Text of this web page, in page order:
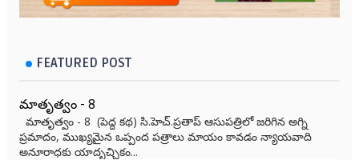
FEATURED POST
మాతృత్వం - 8
మాతృత్వం - 8 (పెద్ద కథ) సి.హెచ్.ప్రతాప్ ఆసుపత్రిలో జరిగిన అగ్ని
ప్రమాదం, ముఖ్యమైన ఒప్పంద పత్రాలు మాయం కావడం న్యాయవాది
అనూరాధకు యాదృచ్ఛికం...